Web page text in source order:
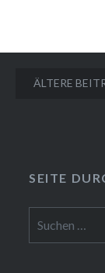
ÄLTERE
SEITE
nach: